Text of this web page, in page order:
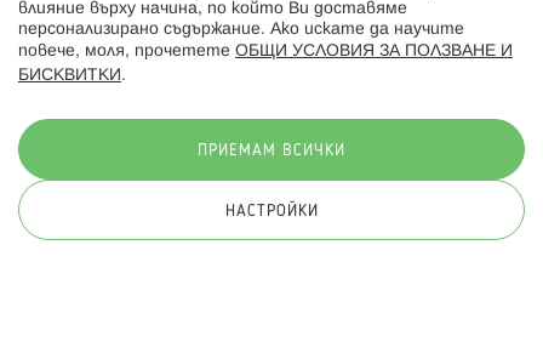
© 2026 Hippoland.net. Всички права запазени
влияние върху начина, по който Ви доставяме
персонализирано съдържание. Ако искате да научите
повече, моля, прочетете ОБЩИ УСЛОВИЯ ЗА ПОЛЗВАНЕ И
БИСКВИТКИ .
ПРИЕМАМ ВСИЧКИ
НАСТРОЙКИ